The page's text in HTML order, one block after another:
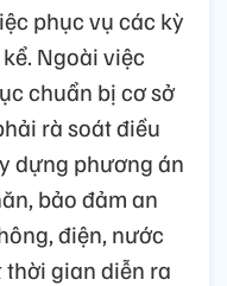
phục vụ các kỳ
Ngoài việc
chuẩn bị cơ sở
rà soát điều
dựng phương án
bảo đảm an
điện, nước
gian diễn ra